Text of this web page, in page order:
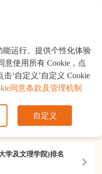
学及文理学院)排名
能运行、提供个性化体验
意使用所有 Cookie，点
‘自定义’自定义 Cookie
同意条款及管理机制
自定义